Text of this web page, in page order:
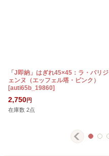
「J即納」はぎれ45×45：ラ・パリジ
ェンヌ（エッフェル塔・ピンク）
[auti65b_19860]
2,750円
在庫数 2点